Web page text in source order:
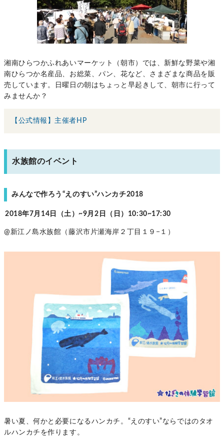
湘南ひらつかふれあいマーケット（朝市）では、新鮮な野菜や湘
南ひらつか名産品、お総菜、パン、花など、さまざまな商品を販
売しています。日曜日の朝はちょっと早起きして、朝市に行って
みませんか？
【公式情報】主催者HP
水族館のイベント
みんなで作ろう“えのすい”ハンカチ2018
2018年7月14日（土）~9月2日（日）10:30~17:30
@新江ノ島水族館（藤沢市片瀬海岸２丁目１９−１）
暑い夏、何かと必要になるハンカチ。“えのすい”ならではのタオ
ルハンカチを作ります。